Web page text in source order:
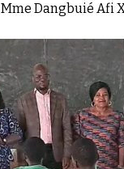
Dangbuié Afi